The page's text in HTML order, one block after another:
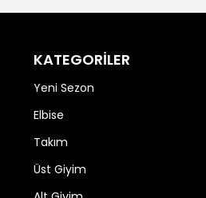
KATEGORİLER
Yeni Sezon
Elbise
Takım
Üst Giyim